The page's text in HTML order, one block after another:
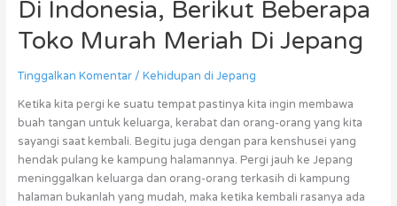
Di Indonesia, Berikut Beberapa
Toko Murah Meriah Di Jepang
Tinggalkan Komentar / Kehidupan di Jepang
Ketika kita pergi ke suatu tempat pastinya kita ingin membawa
buah tangan untuk keluarga, kerabat dan orang-orang yang kita
sayangi saat kembali. Begitu juga dengan para kenshusei yang
hendak pulang ke kampung halamannya. Pergi jauh ke Jepang
meninggalkan keluarga dan orang-orang terkasih di kampung
halaman bukanlah yang mudah, maka ketika kembali rasanya ada